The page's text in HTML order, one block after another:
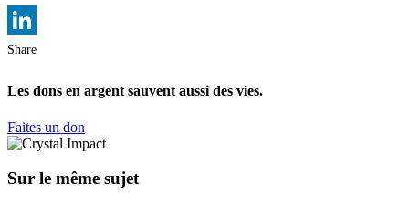
LinkedIn
Share
Les dons en argent sauvent aussi des vies.
Faites un don
Sur le même sujet